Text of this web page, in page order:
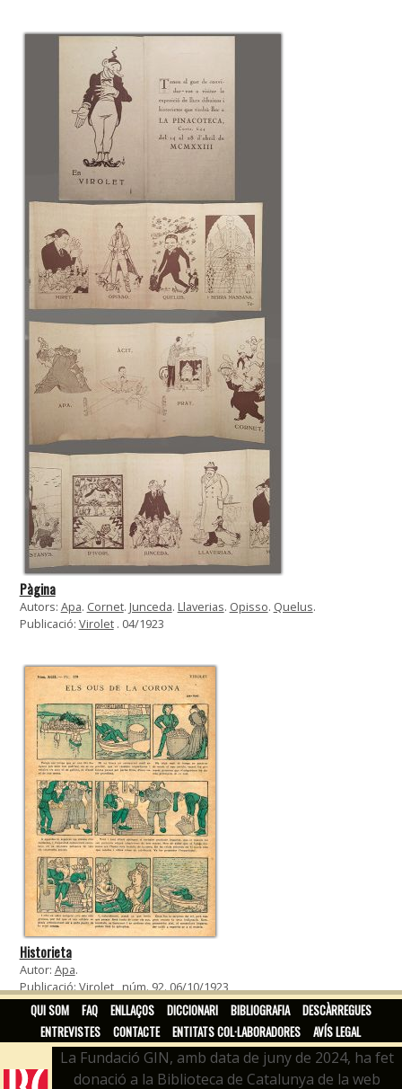
Pàgina
Autors: Apa. Cornet. Junceda. Llaverias. Opisso. Quelus.
Publicació: Virolet. 04/1923
Historieta
Autor: Apa.
Publicació:Virolet, núm. 92. 06/10/1923
QUI SOM FAQ ENLLAÇOS DICCIONARI BIBLIOGRAFIA
DESCÀRREGUES
ENTREVISTES
CONTACTE ENTITATS COL·LABORADORES AVÍS LEGAL
La Fundació GIN, amb data de juny de 2024, ha fet
donació a la Biblioteca de Catalunya de la web